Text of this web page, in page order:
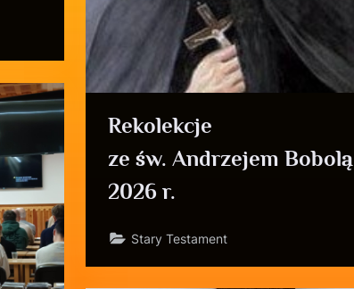
Rekolekcje
ze św. Andrzejem Bobolą
2026 r.
Stary Testament